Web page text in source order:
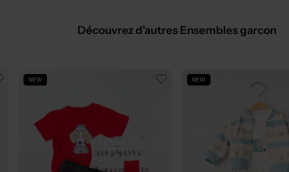
Découvrez d'autres Ensembles garcon
NEW NEW